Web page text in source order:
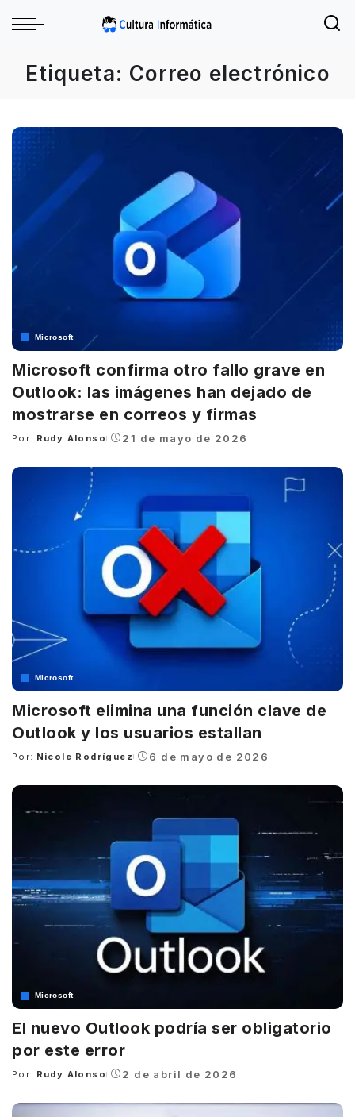
Etiqueta: Correo electrónico
Microsoft
Microsoft confirma otro fallo grave en
Outlook: las imágenes han dejado de
mostrarse en correos y firmas
Posted
Por: Rudy Alonso 21 de mayo de 2026
Microsoft
Microsoft elimina una función clave de
Outlook y los usuarios estallan
Posted
Por: Nicole Rodríguez 6 de mayo de 2026
Microsoft
El nuevo Outlook podría ser obligatorio
por este error
Posted
Por: Rudy Alonso 2 de abril de 2026